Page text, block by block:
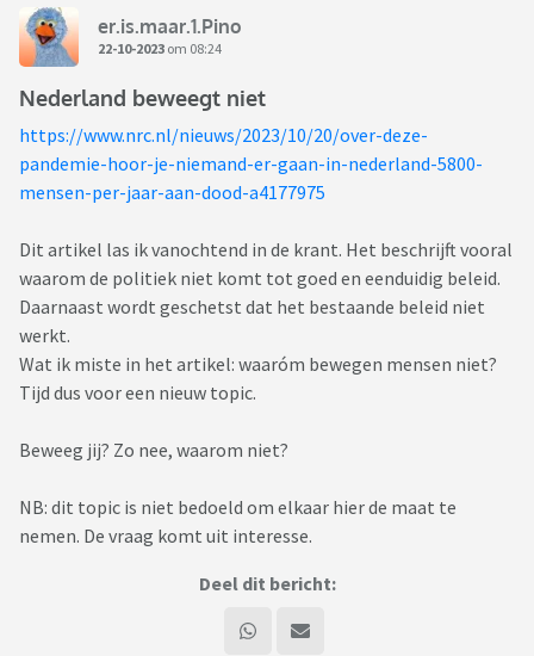
er.is.maar.1.Pino
22-10-2023 om 08:24
Nederland beweegt niet
https://www.nrc.nl/nieuws/2023/10/20/over-deze-
pandemie-hoor-je-niemand-er-gaan-in-nederland-5800-
mensen-per-jaar-aan-dood-a4177975
Dit artikel las ik vanochtend in de krant. Het beschrijft vooral
waarom de politiek niet komt tot goed en eenduidig beleid.
Daarnaast wordt geschetst dat het bestaande beleid niet
werkt.
Wat ik miste in het artikel: waaróm bewegen mensen niet?
Tijd dus voor een nieuw topic.
Beweeg jij? Zo nee, waarom niet?
NB: dit topic is niet bedoeld om elkaar hier de maat te
nemen. De vraag komt uit interesse.
Deel dit bericht: